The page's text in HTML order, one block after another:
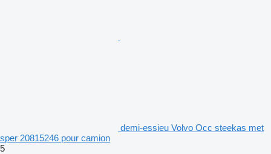
demi-essieu Volvo Occ steekas met
sper 20815246 pour camion
5